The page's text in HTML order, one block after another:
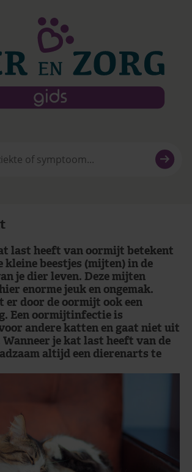
last heeft van oormijt betekent
kleine beestjes (mijten) in de
je dier leven. Deze mijten
enorme jeuk en ongemak.
er door de oormijt ook een
Een oormijtinfectie is
andere katten en gaat niet uit
je kat last heeft van de
altijd een dierenarts te